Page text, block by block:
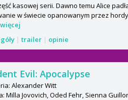
kasowej serii. Dawno temu Alice
w świecie opanowanym przez
więcej
| trailer | opinie
Evil: Apocalypse
Alexander Witt
Milla Jovovich, Oded Fehr, Sienna